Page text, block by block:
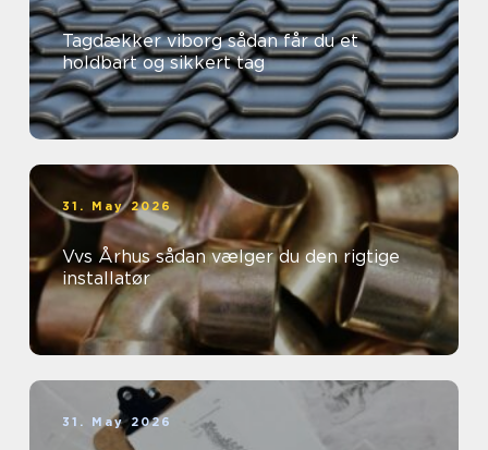
Tagdækker viborg sådan får du et
holdbart og sikkert tag
31. May 2026
Vvs Århus sådan vælger du den rigtige
installatør
31. May 2026